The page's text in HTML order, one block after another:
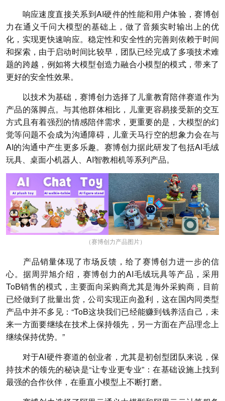
响应速度直接关系到AI硬件的性能和用户体验，赛博创
力在通义千问大模型的基础上，做了音频实时输出上的优
化，实现更快速响应。稳定性和安全性的完善则依赖于时间
和探索，由于启动时间比较早，团队已经完成了多项技术难
题的跨越，例如将大模型创造力融合小模型的模式，带来了
更好的安全性效果。
以技术为基础，赛博创力选择了儿童教育陪伴赛道作为
产品的落脚点。与其他群体相比，儿童更容易接受新的交互
方式且有着强烈的情感陪伴需求，更重要的是，大模型的幻
觉等问题不会成为沟通障碍，儿童天马行空的想象力会在与
AI的沟通中产生更多乐趣。赛博创力据此研发了包括AI毛绒
玩具、桌面小机器人、AI智教相机等系列产品。
（赛博创力产品图片）
产品销量体现了市场反馈，给了赛博创力进一步的信
心。据周羿旭介绍，赛博创力的AI毛绒玩具等产品，采用
ToB销售的模式，主要面向采购商尤其是海外采购商，目前
已经做到了批量出货，公司实现正向盈利，这在国内同类型
产品中并不多见：“ToB这块我们已经能赚到钱养活自己，未
来一方面要继续在技术上保持领先，另一方面在产品理念上
继续保持优势。”
对于AI硬件赛道的创业者，尤其是初创型团队来说，保
持技术的领先的秘诀是“让专业更专业”：在基础设施上找到
最强的合作伙伴，在垂直小模型上不断打磨。